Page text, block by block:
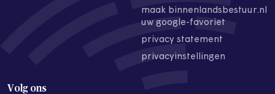
maak binnenlandsbestuur.nl
uw google-favoriet
privacy statement
privacyinstellingen
Volg ons